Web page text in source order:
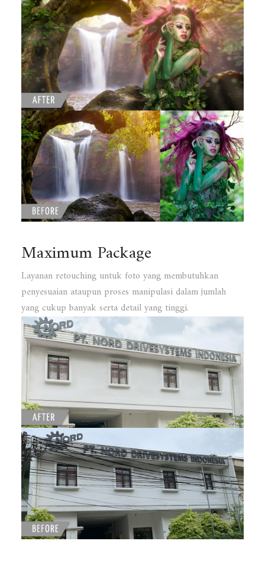
Maximum Package
Layanan retouching untuk foto yang membutuhkan
penyesuaian ataupun proses manipulasi dalam jumlah
yang cukup banyak serta detail yang tinggi.